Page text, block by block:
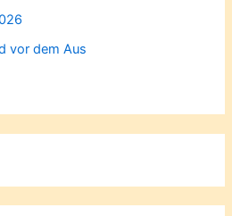
vor dem Aus